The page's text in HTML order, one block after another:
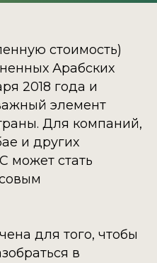
стоимость)
Арабских
2018 года и
элемент
Для компаний,
и других
может стать
для того, чтобы
в